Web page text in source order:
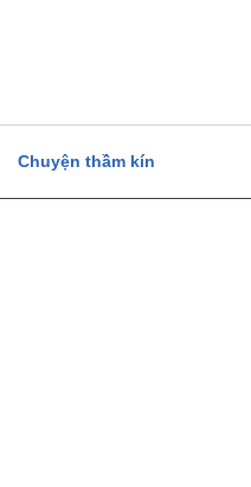
Chuyện thầm kín